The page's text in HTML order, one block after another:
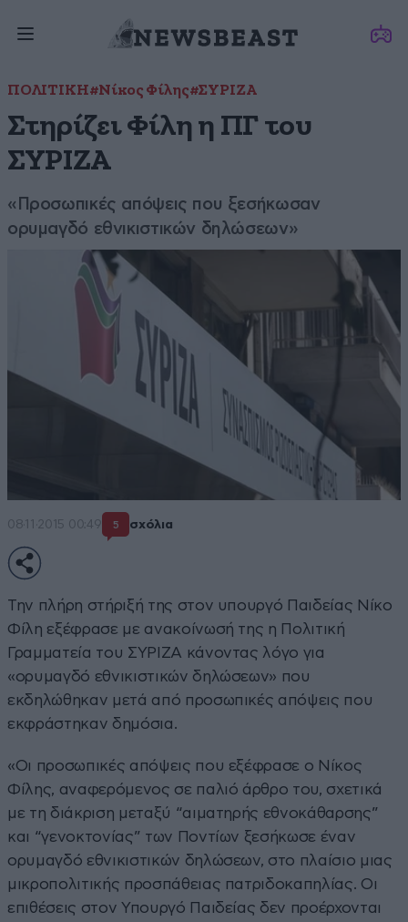
ΠΟΛΙΤΙΚΗ#Νίκος Φίλης#ΣΥΡΙΖΑ
Στηρίζει Φίλη η ΠΓ του
ΣΥΡΙΖΑ
«Προσωπικές απόψεις που ξεσήκωσαν
ορυμαγδό εθνικιστικών δηλώσεων»
08·11·2015 00:49 5 σχόλια
Την πλήρη στήριξή της στον υπουργό Παιδείας Νίκο
Φίλη εξέφρασε με ανακοίνωσή της η Πολιτική
Γραμματεία του ΣΥΡΙΖΑ κάνοντας λόγο για
«ορυμαγδό εθνικιστικών δηλώσεων» που
εκδηλώθηκαν μετά από προσωπικές απόψεις που
εκφράστηκαν δημόσια.
«Οι προσωπικές απόψεις που εξέφρασε ο Νίκος
Φίλης, αναφερόμενος σε παλιό άρθρο του, σχετικά
με τη διάκριση μεταξύ “αιματηρής εθνοκάθαρσης”
και “γενοκτονίας” των Ποντίων ξεσήκωσε έναν
ορυμαγδό εθνικιστικών δηλώσεων, στο πλαίσιο μιας
μικροπολιτικής προσπάθειας πατριδοκαπηλίας. Οι
επιθέσεις στον Υπουργό Παιδείας δεν προέρχονται